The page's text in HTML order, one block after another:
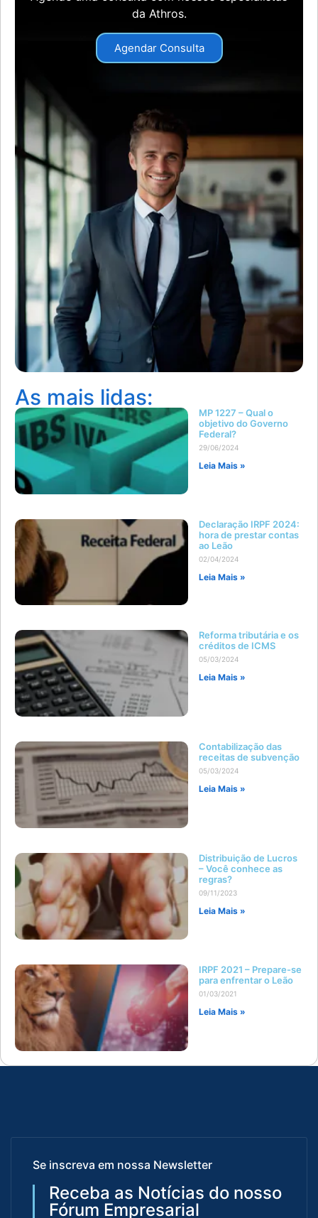
da Athros.
Agendar Consulta
As mais lidas:
MP 1227 – Qual o
objetivo do Governo
Federal?
29/06/2024
Leia Mais »
Declaração IRPF 2024:
hora de prestar contas
ao Leão
02/04/2024
Leia Mais »
Reforma tributária e os
créditos de ICMS
05/03/2024
Leia Mais »
Contabilização das
receitas de subvenção
05/03/2024
Leia Mais »
Distribuição de Lucros
– Você conhece as
regras?
09/11/2023
Leia Mais »
IRPF 2021 – Prepare-se
para enfrentar o Leão
01/03/2021
Leia Mais »
Se inscreva em nossa Newsletter
Receba as Notícias do nosso
Fórum Empresarial